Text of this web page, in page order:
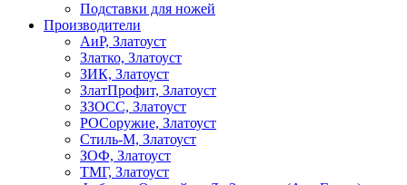
Подставки для ножей
Производители
АиР, Златоуст
Златко, Златоуст
ЗИК, Златоуст
ЗлатПрофит, Златоуст
ЗЗОСС, Златоуст
РОСоружие, Златоуст
Стиль-М, Златоуст
ЗОФ, Златоуст
ТМГ, Златоуст